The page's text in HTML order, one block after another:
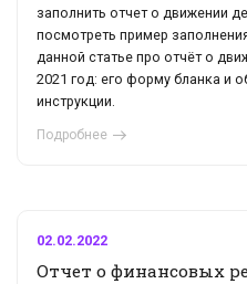
заполнить отчет о движении
посмотреть пример
данной статье про отчёт о
2021 год: его форму бланка и
инструкции.
Подробнее
02.02.2022
Отчет о финансовых